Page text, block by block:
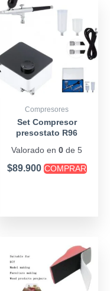
Compresores
Set Compresor
presostato R96
Valorado en0 de 5
$89.900 COMPRAR